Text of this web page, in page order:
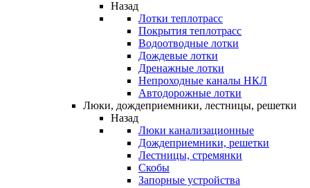
Назад
Лотки теплотрасс
Покрытия теплотрасс
Водоотводные лотки
Дождевые лотки
Дренажные лотки
Непроходные каналы НКЛ
Автодорожные лотки
Люки, дождеприемники, лестницы, решетки
Назад
Люки канализационные
Дождеприемники, решетки
Лестницы, стремянки
Скобы
Запорные устройства